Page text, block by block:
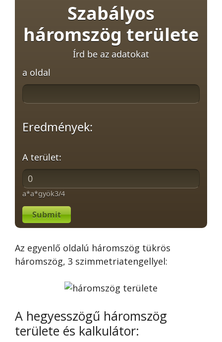
Szabályos
háromszög területe
Írd be az adatokat
a oldal
Eredmények:
A terület:
a*a*gyök3/4
Submit
Az egyenlő oldalú háromszög tükrös
háromszög, 3 szimmetriatengellyel:
A hegyesszögű háromszög
területe és kalkulátor: